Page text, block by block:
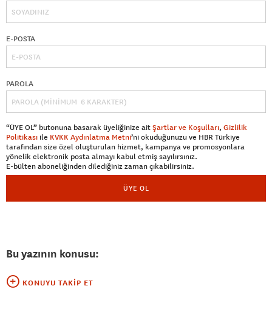
E-POSTA
PAROLA
“ÜYE OL” butonuna basarak üyeliğinize aitŞartlar ve Koşulları, Gizlilik
Politikası ile KVKK Aydınlatma Metni’ni okuduğunuzu ve HBR Türkiye
tarafından size özel oluşturulan hizmet, kampanya ve promosyonlara
yönelik elektronik posta almayı kabul etmiş sayılırsınız.
E-bülten aboneliğinden dilediğiniz zaman çıkabilirsiniz.
ÜYE OL
Bu yazının konusu:
KONUYU TAKIP ET